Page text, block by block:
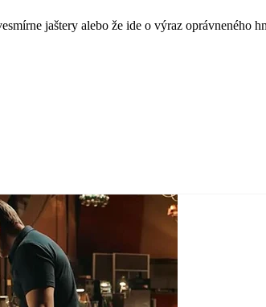
jaštery alebo že ide o výraz oprávneného